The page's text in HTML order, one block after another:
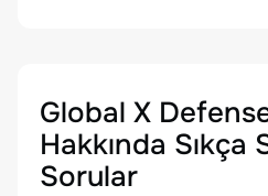
Global X
Hakkında Sıkça
Sorular